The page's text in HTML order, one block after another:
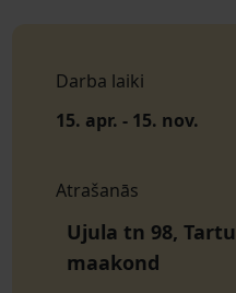
Darba laiki
15. apr. - 15. nov.
Atrašanās
Ujula tn 98,
maakond